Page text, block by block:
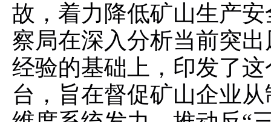
故，着力降低矿山生产
察局在深入分析当前突
经验的基础上，印发了
台，旨在督促矿山企业